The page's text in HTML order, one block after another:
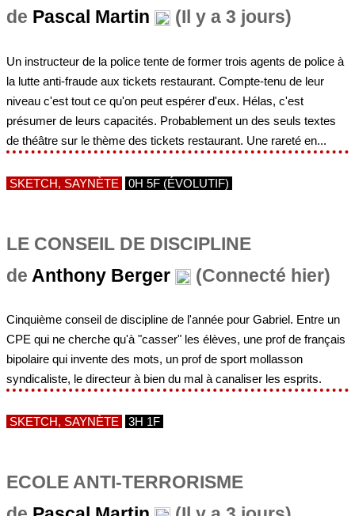
de Pascal Martin (Il y a 3 jours)
Un instructeur de la police tente de former trois agents de police à
la lutte anti-fraude aux tickets restaurant. Compte-tenu de leur
niveau c'est tout ce qu'on peut espérer d'eux. Hélas, c'est
présumer de leurs capacités. Probablement un des seuls textes
de théâtre sur le thème des tickets restaurant. Une rareté en...
SKETCH, SAYNÈTE 0H 5F (ÉVOLUTIF)
LE CONSEIL DE DISCIPLINE
de Anthony Berger (Connecté hier)
Cinquième conseil de discipline de l'année pour Gabriel. Entre un
CPE qui ne cherche qu'à "casser" les élèves, une prof de français
bipolaire qui invente des mots, un prof de sport mollasson
syndicaliste, le directeur à bien du mal à canaliser les esprits.
SKETCH, SAYNÈTE 3H 1F
ECOLE ANTI-TERRORISME